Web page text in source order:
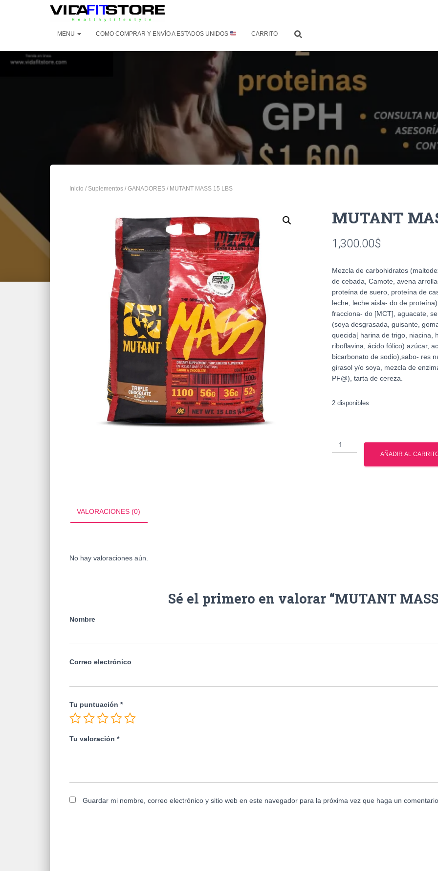
MENU COMO COMPRAR Y ENVÍO A ESTADOS UNIDOS CARRITO
Inicio / Suplementos / GANADORES / MUTANT MASS 15 LBS
MUTANT
1,300.00$
Mezcla de carbohidratos
de cebada, Camote, avena
proteína de suero, proteína de
leche, leche aisla- do de
fracciona- do [MCT], aguacate,
(soya desgrasada, guisante,
quecida[ harina de trigo, niacina,
riboflavina, ácido fólico) azúcar,
bicarbonato de sodio),sabo- res
girasol y/o soya, mezcla de
PF@), tarta de cereza.
2 disponibles
MUTANT
MASS
AÑADIR AL
VALORACIONES (0)
No hay valoraciones aún.
Sé el primero en valorar “MUTANT MASS
Nombre
Correo electrónico
Tu puntuación *
Tu valoración *
Guardar mi nombre, correo electrónico y sitio web en este navegador para la próxima vez que haga un